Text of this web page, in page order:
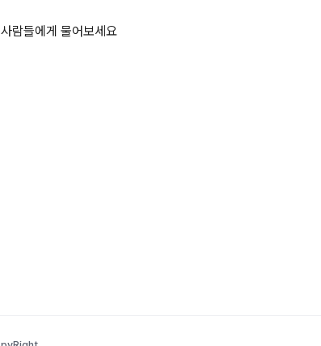
람들에게 물어보세요